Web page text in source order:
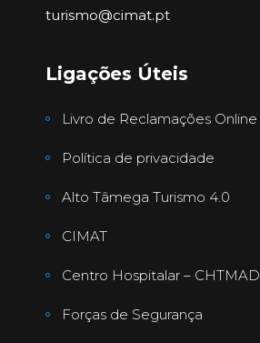
turismo@cimat.pt
Ligações Úteis
Livro de Reclamações Online
Política de privacidade
Alto Tâmega Turismo 4.0
CIMAT
Centro Hospitalar – CHTMAD
Forças de Segurança